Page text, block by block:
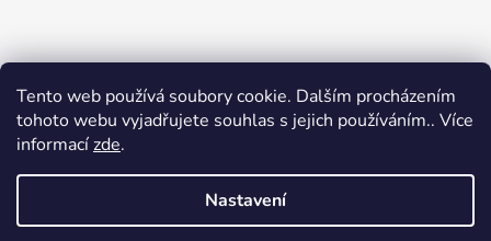
Tento web používá soubory cookie. Dalším procházením
tohoto webu vyjadřujete souhlas s jejich používáním.. Více
informacízde.
Nastavení